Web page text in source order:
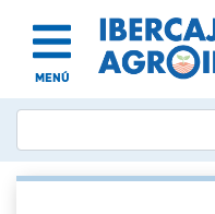
MENÚ